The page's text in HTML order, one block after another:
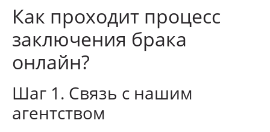
Как проходит процесс
заключения брака
онлайн?
Шаг 1. Связь с нашим
агентством